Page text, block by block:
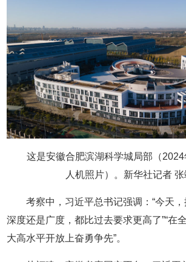
这是安徽合肥滨湖科学城局部（
人机照片）。新华社记者
考察中，习近平总书记强调：“今天
深度还是广度，都比过去要求更高了”“在
大高水平开放上奋勇争先”。